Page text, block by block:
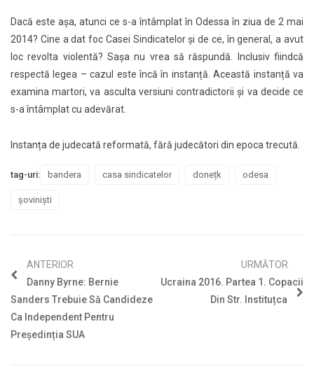
Dacă este așa, atunci ce s-a întâmplat în Odessa în ziua de 2 mai
2014? Cine a dat foc Casei Sindicatelor și de ce, în general, a avut
loc revolta violentă? Sașa nu vrea să răspundă. Inclusiv fiindcă
respectă legea – cazul este încă în instanță. Această instanță va
examina martori, va asculta versiuni contradictorii și va decide ce
s-a întâmplat cu adevărat.
Instanța de judecată reformată, fără judecători din epoca trecută.
tag-uri: bandera casa sindicatelor donețk odesa
șoviniști
ANTERIOR
Danny Byrne: Bernie
Sanders Trebuie Să Candideze
Ca Independent Pentru
Președinția SUA
URMĂTOR
Ucraina 2016. Partea 1. Copacii
Din Str. Instituțca